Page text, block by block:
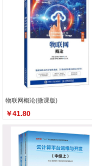
物联网概论(微课版)
￥41.80